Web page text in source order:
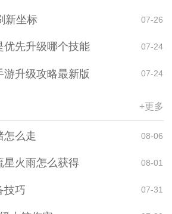
新坐标 07-26
优先升级哪个技能 07-24
游升级攻略最新版 07-24
+更多
怎么走 08-06
星火雨怎么获得 08-01
技巧 07-31